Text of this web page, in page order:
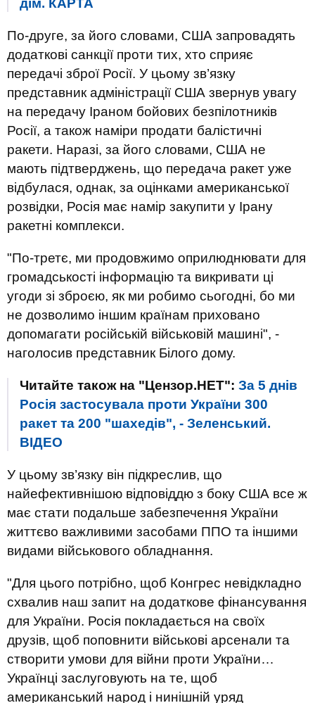
дім. КАРТА
По-друге, за його словами, США запровадять
додаткові санкції проти тих, хто сприяє
передачі зброї Росії. У цьому зв’язку
представник адміністрації США звернув увагу
на передачу Іраном бойових безпілотників
Росії, а також наміри продати балістичні
ракети. Наразі, за його словами, США не
мають підтверджень, що передача ракет уже
відбулася, однак, за оцінками американської
розвідки, Росія має намір закупити у Ірану
ракетні комплекси.
"По-третє, ми продовжимо оприлюднювати для
громадськості інформацію та викривати ці
угоди зі зброєю, як ми робимо сьогодні, бо ми
не дозволимо іншим країнам приховано
допомагати російській військовій машині", -
наголосив представник Білого дому.
Читайте також на "Цензор.НЕТ": За 5 днів
Росія застосувала проти України 300
ракет та 200 "шахедів", - Зеленський.
ВIДЕО
У цьому зв’язку він підкреслив, що
найефективнішою відповіддю з боку США все ж
має стати подальше забезпечення України
життєво важливими засобами ППО та іншими
видами військового обладнання.
"Для цього потрібно, щоб Конгрес невідкладно
схвалив наш запит на додаткове фінансування
для України. Росія покладається на своїх
друзів, щоб поповнити військові арсенали та
створити умови для війни проти України…
Українці заслуговують на те, щоб
американський народ і нинішній уряд